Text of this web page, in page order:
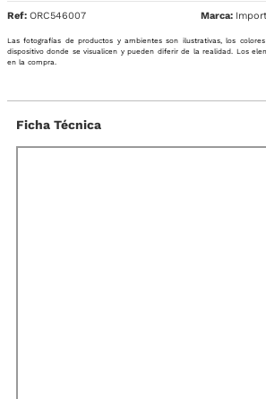
Ref: ORC546007
Las fotografías de productos y ambientes son ilustrativas, los
dispositivo donde se visualicen y pueden diferir de la realidad. Los
en la compra.
Ficha Técnica